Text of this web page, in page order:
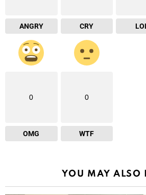
ANGRY CRY
0
OMG
0
WTF
YOU MAY ALSO